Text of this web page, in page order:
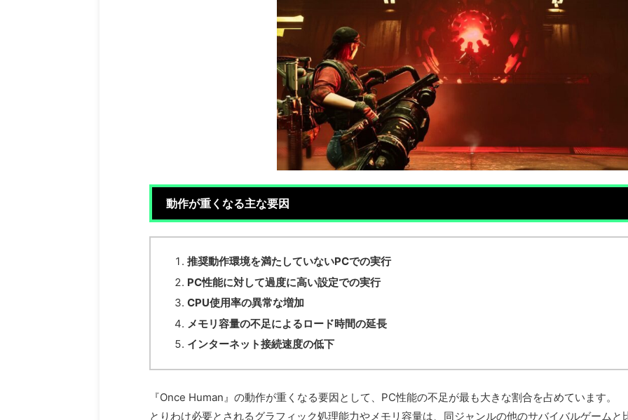
動作が重くなる主な要因
推奨動作環境を満たしていないPCでの実行
PC性能に対して過度に高い設定での実行
CPU使用率の異常な増加
メモリ容量の不足によるロード時間の延長
インターネット接続速度の低下
『Once Human』の動作が重くなる要因として、PC性能の不足が最も大きな割合を占めています。
とりわけ必要とされるグラフィック処理能力やメモリ容量は、同ジャンルの他のサバイバルゲーム